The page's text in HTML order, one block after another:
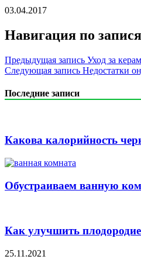
03.04.2017
Навигация по
Предыдущая запись Уход за
Следующая запись Недостатки
Последние записи
Какова калорийность
Обустраиваем ванную
Как улучшить
25.11.2021